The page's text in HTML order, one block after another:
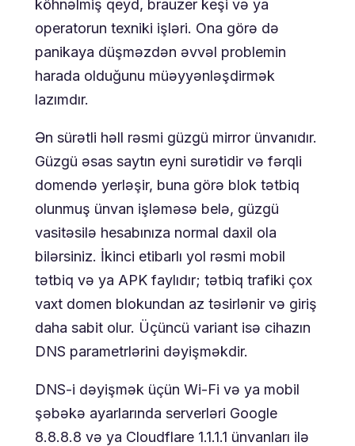
köhnəlmiş qeyd, brauzer keşi və ya
operatorun texniki işləri. Ona görə də
panikaya düşməzdən əvvəl problemin
harada olduğunu müəyyənləşdirmək
lazımdır.
Ən sürətli həll rəsmi güzgü mirror ünvanıdır.
Güzgü əsas saytın eyni surətidir və fərqli
domendə yerləşir, buna görə blok tətbiq
olunmuş ünvan işləməsə belə, güzgü
vasitəsilə hesabınıza normal daxil ola
bilərsiniz. İkinci etibarlı yol rəsmi mobil
tətbiq və ya APK faylıdır; tətbiq trafiki çox
vaxt domen blokundan az təsirlənir və giriş
daha sabit olur. Üçüncü variant isə cihazın
DNS parametrlərini dəyişməkdir.
DNS-i dəyişmək üçün Wi-Fi və ya mobil
şəbəkə ayarlarında serverləri Google
8.8.8.8 və ya Cloudflare 1.1.1.1 ünvanları ilə